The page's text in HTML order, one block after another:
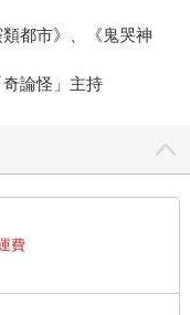
都市》、《鬼哭神
論怪」主持
費